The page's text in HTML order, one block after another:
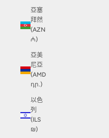
亞塞
拜然
(AZN
₼)
亞美
尼亞
(AMD
դր.)
以色
列
(ILS
₪)